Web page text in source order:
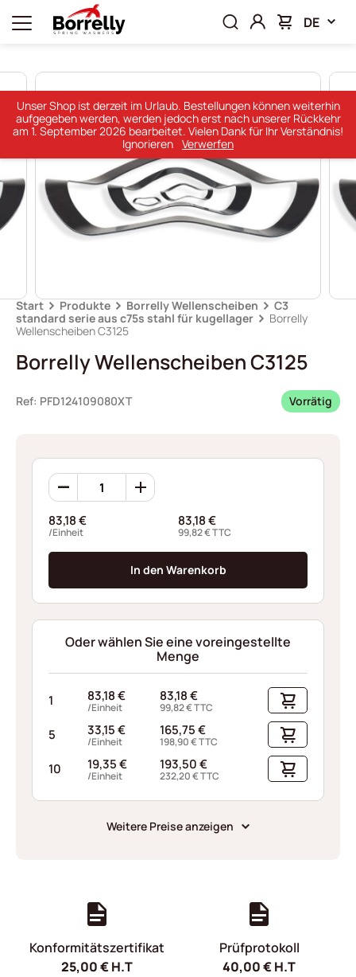
DE
Start Produkte Borrelly Wellenscheiben
C3
standard serie aus c75s stahl für kugellager
Borrelly
Wellenscheiben C3125
Borrelly Wellenscheiben C3125
Ref: PFD124109080XT Vorrätig
Borrelly
Wellenscheiben
Menge
83,18€
/Einheit
83,18€
99,82€TTC
In den Warenkorb
Oder wählen Sie eine voreingestellte
Menge
1 83,18€
/Einheit
83,18€
99,82€TTC
5 33,15€
/Einheit
165,75€
198,90€TTC
10 19,35€
/Einheit
193,50€
232,20€TTC
Weitere Preise anzeigen
Konformitätszertifikat
25,00€H.T
Prüfprotokoll
40,00€H.T
Unser Shop ist derzeit im Urlaub. Bestellungen können weiterhin
aufgegeben werden, werden jedoch erst nach unserer Rückkehr
am 1. September 2026 bearbeitet. Vielen Dank für Ihr Verständnis!
Ignorieren Verwerfen